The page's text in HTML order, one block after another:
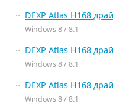
DEXP Atlas H168
Windows 8 / 8.1
DEXP Atlas H168
Windows 8 / 8.1
DEXP Atlas H168
Windows 8 / 8.1